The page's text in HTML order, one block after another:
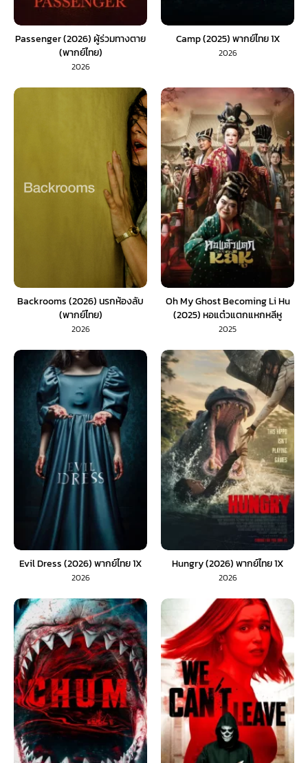
Passenger (2026) ผู้ร่วมทางตาย
(พากย์ไทย)
2026
Camp (2025) พากย์ไทย 1X
2026
Backrooms (2026) นรกห้องลับ
(พากย์ไทย)
2026
Oh My Ghost Becoming Li Hu
(2025) หอแต๋วแตกแหกหลีหู
2025
Evil Dress (2026) พากย์ไทย 1X
2026
Hungry (2026) พากย์ไทย 1X
2026